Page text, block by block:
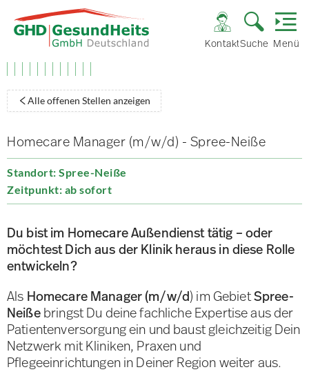
KontaktSuche Menü
Alle offenen Stellen anzeigen
Homecare Manager (m/w/d) - Spree-Neiße
Standort: Spree-Neiße
Zeitpunkt: ab sofort
Du bist im Homecare Außendienst tätig – oder
möchtest Dich aus der Klinik heraus in diese Rolle
entwickeln?
Als Homecare Manager (m/w/d) im GebietSpree-
Neißebringst Du deine fachliche Expertise aus der
Patientenversorgung ein und baust gleichzeitig Dein
Netzwerk mit Kliniken, Praxen und
Pflegeeinrichtungen in Deiner Region weiter aus.